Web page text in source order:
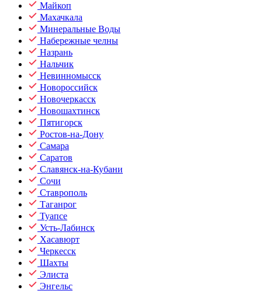
Майкоп
Махачкала
Минеральные Воды
Набережные челны
Назрань
Нальчик
Невинномысск
Новороссийск
Новочеркасск
Новошахтинск
Пятигорск
Ростов-на-Дону
Самара
Саратов
Славянск-на-Кубани
Сочи
Ставрополь
Таганрог
Туапсе
Усть-Лабинск
Хасавюрт
Черкесск
Шахты
Элиста
Энгельс